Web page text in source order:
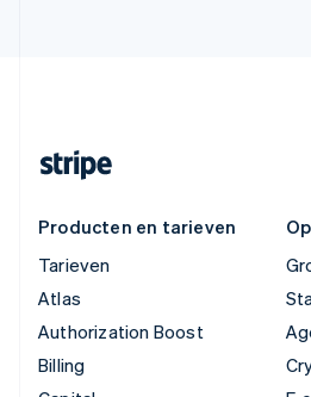
Producten en tarieven
Tarieven
Atlas
Authorization Boost
Billing